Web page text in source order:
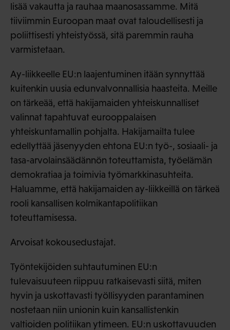
lisää vakautta ja rauhaa maanosassamme. Mitä
tiiviimmin Euroopan maat ovat taloudellisesti ja
poliittisesti yhteistyössä, sitä paremmin rauha
varmistetaan.
Ay-liikkeelle EU:n laajentuminen itään synnyttää
kuitenkin uusia edunvalvonnallisia haasteita. Meille
on tärkeää, että hakijamaiden yhteiskunnalliset
valinnat tapahtuvat eurooppalaisen
yhteiskuntamallin pohjalta. Hakijamailta tulee
edellyttää jäsenyyden ehtona EU:n työ-, sosiaali- ja
tasa-arvolainsäädännön toteuttamista, työelämän
demokratiaa ja toimivia työmarkkinasuhteita.
Haluamme, että hakijamaiden ay-liikkeillä on tärkeä
rooli kansallisen kolmikantapolitiikan
toteuttamisessa.
Arvoisat kokousedustajat.
Työntekijöiden suhtautuminen EU:n
tulevaisuuteen riippuu ratkaisevasti siitä, miten
hyvin ja uskottavasti työllisyyden parantaminen
nostetaan niin unionin kuin kansallistenkin
valtioiden politiikan ytimeen. EU:n uskottavuuden